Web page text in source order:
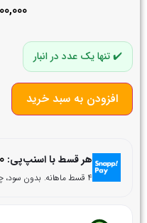
تنها یک عدد در انبار
افزودن به سبد خرید
هر قسط با اسنپ‌پی:
۴ قسط ماهانه. بدون سود، چک و ضامن.